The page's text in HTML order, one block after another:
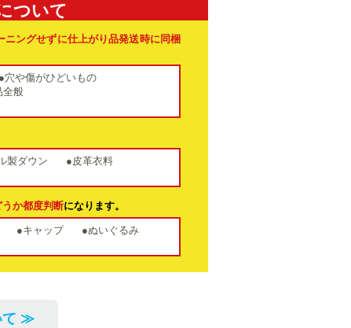
ついて
ングせずに仕上がり品発送時に同梱
●穴や傷がひどいもの
全般
製ダウン
●皮革衣料
か都度判断になります。
●キャップ
●ぬいぐるみ
て ≫